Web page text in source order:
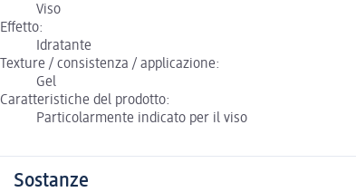
Viso
Effetto:
Idratante
Texture / consistenza / applicazione:
Gel
Caratteristiche del prodotto:
Particolarmente indicato per il viso
Sostanze